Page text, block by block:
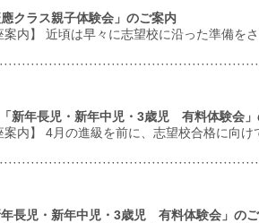
クラス親子体験会」のご案内
内】 近頃は早々に志望校に沿った準備を
新年長児・新年中児・3歳児 有料体験会
内】 4月の進級を前に、志望校合格に向け
長児・新年中児・3歳児 有料体験会」の